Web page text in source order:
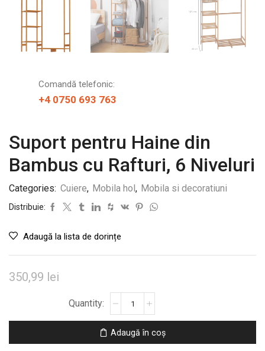
Comandă telefonic:
+4 0750 693 763
Suport pentru Haine din
Bambus cu Rafturi, 6 Niveluri
Categories: Cuiere, Mobila hol, Mobila si decoratiuni
Distribuie:
Adaugă la lista de dorințe
350,99 lei
pentru
Haine
Adaugă în coș